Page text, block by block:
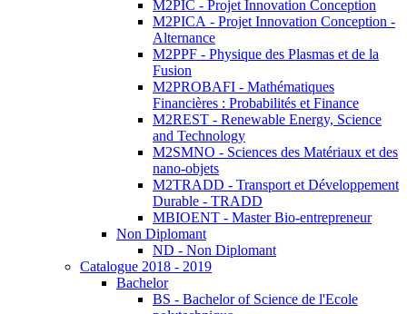
M2PIC - Projet Innovation Conception
M2PICA - Projet Innovation Conception -
Alternance
M2PPF - Physique des Plasmas et de la
Fusion
M2PROBAFI - Mathématiques
Financières : Probabilités et Finance
M2REST - Renewable Energy, Science
and Technology
M2SMNO - Sciences des Matériaux et des
nano-objets
M2TRADD - Transport et Développement
Durable - TRADD
MBIOENT - Master Bio-entrepreneur
Non Diplomant
ND - Non Diplomant
Catalogue 2018 - 2019
Bachelor
BS - Bachelor of Science de l'Ecole